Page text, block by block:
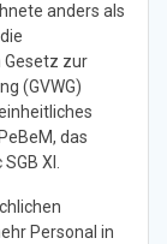
anders als
Gesetz zur
(GVWG)
das
XI.
Personal in